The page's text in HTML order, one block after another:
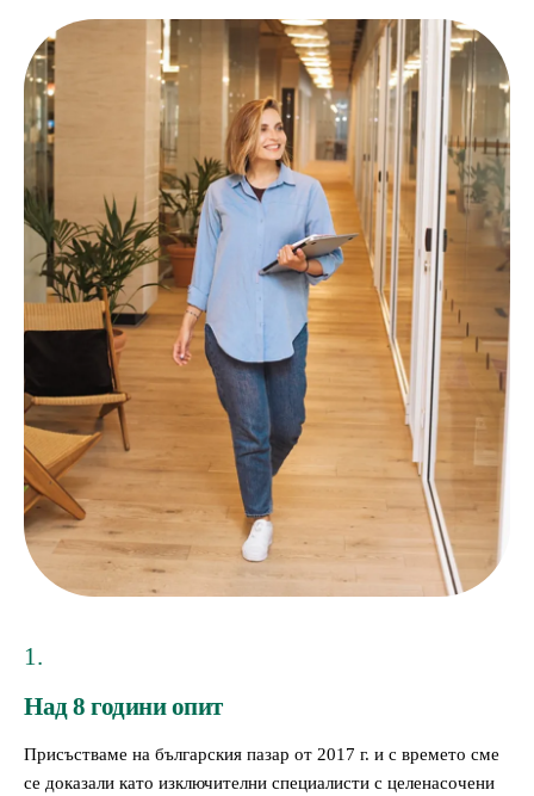
1.
Над 8 години опит
Присъстваме на българския пазар от 2017 г. и с времето сме
се доказали като изключителни специалисти с целенасочени